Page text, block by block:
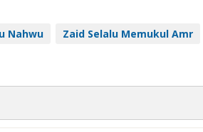
Nahwu Zaid Selalu Memukul Amr